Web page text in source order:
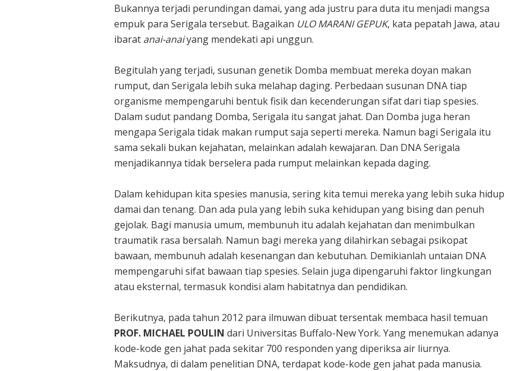
Bukannya terjadi perundingan damai, yang ada justru para duta itu menjadi mangsa
empuk para Serigala tersebut. Bagaikan ULO MARANI GEPUK, kata pepatah Jawa, atau
ibarat anai-anaiyang mendekati api unggun.
Begitulah yang terjadi, susunan genetik Domba membuat mereka doyan makan
rumput, dan Serigala lebih suka melahap daging. Perbedaan susunan DNA tiap
organisme mempengaruhi bentuk fisik dan kecenderungan sifat dari tiap spesies.
Dalam sudut pandang Domba, Serigala itu sangat jahat. Dan Domba juga heran
mengapa Serigala tidak makan rumput saja seperti mereka. Namun bagi Serigala itu
sama sekali bukan kejahatan, melainkan adalah kewajaran. Dan DNA Serigala
menjadikannya tidak berselera pada rumput melainkan kepada daging.
Dalam kehidupan kita spesies manusia, sering kita temui mereka yang lebih suka hidup
damai dan tenang. Dan ada pula yang lebih suka kehidupan yang bising dan penuh
gejolak. Bagi manusia umum, membunuh itu adalah kejahatan dan menimbulkan
traumatik rasa bersalah. Namun bagi mereka yang dilahirkan sebagai psikopat
bawaan, membunuh adalah kesenangan dan kebutuhan. Demikianlah untaian DNA
mempengaruhi sifat bawaan tiap spesies. Selain juga dipengaruhi faktor lingkungan
atau eksternal, termasuk kondisi alam habitatnya dan pendidikan.
Berikutnya, pada tahun 2012 para ilmuwan dibuat tersentak membaca hasil temuan
PROF. MICHAEL POULIN dari Universitas Buffalo-New York. Yang menemukan adanya
kode-kode gen jahat pada sekitar 700 responden yang diperiksa air liurnya.
Maksudnya, di dalam penelitian DNA, terdapat kode-kode gen jahat pada manusia.